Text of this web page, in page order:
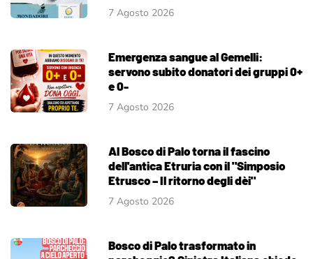
7 Agosto 2026
Emergenza sangue al Gemelli:
servono subito donatori dei gruppi 0+
e 0-
7 Agosto 2026
Al Bosco di Palo torna il fascino
dell'antica Etruria con il "Simposio
Etrusco – Il ritorno degli dèi"
7 Agosto 2026
Bosco di Palo trasformato in